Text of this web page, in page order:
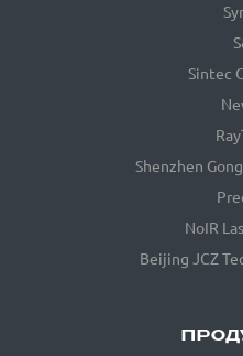
Sintec
Shenzhen
NoIR
Beijing JCZ